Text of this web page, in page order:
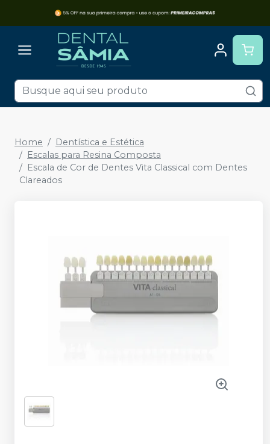
Home
Dentística e Estética
Escalas para Resina Composta
Escala de Cor de Dentes Vita Classical com Dentes
Clareados